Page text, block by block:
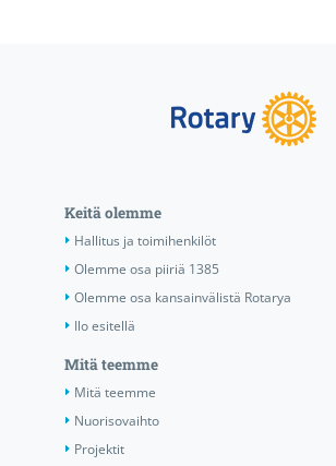
Keitä olemme
Hallitus ja toimihenkilöt
Olemme osa piiriä 1385
Olemme osa kansainvälistä Rotarya
Ilo esitellä
Mitä teemme
Mitä teemme
Nuorisovaihto
Projektit